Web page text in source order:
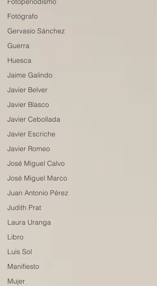
Fotógrafo
Gervasio Sánchez
Guerra
Huesca
Jaime Galindo
Javier Belver
Javier Blasco
Javier Cebollada
Javier Escriche
Javier Romeo
José Miguel Calvo
José Miguel Marco
Juan Antonio Pérez
Judith Prat
Laura Uranga
Libro
Luis Sol
Manifiesto
Mujer